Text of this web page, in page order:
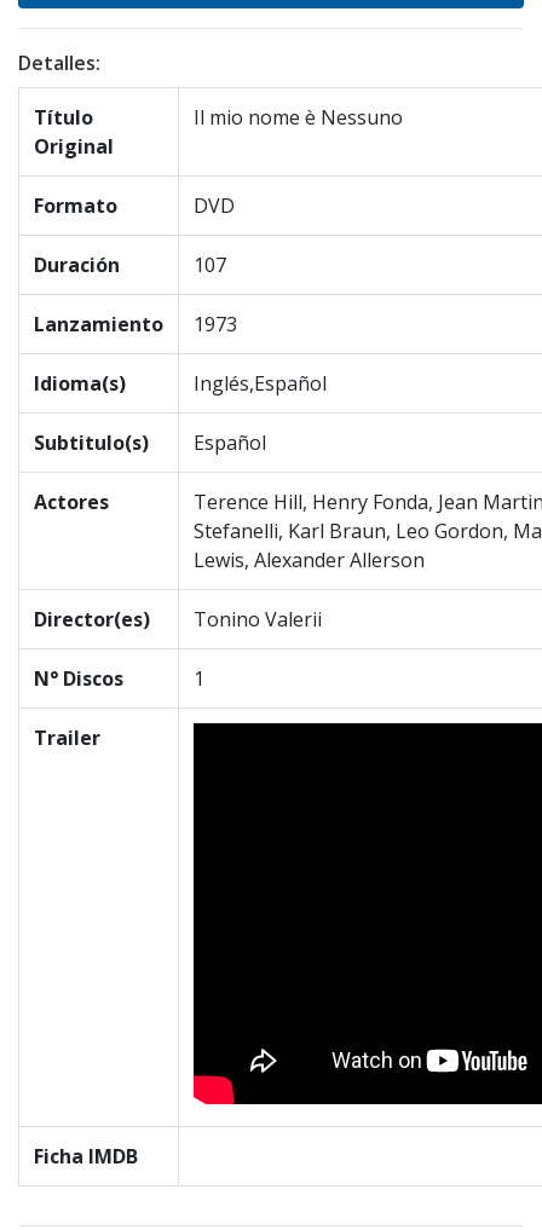
Detalles:
Título
Original
Il mio nome è Nessuno
Formato DVD
Duración 107
Lanzamiento 1973
Idioma(s) Inglés,Español
Subtitulo(s) Español
Actores
Terence Hill, Henry Fonda, Jean
Stefanelli, Karl Braun, Leo Gordon,
Lewis, Alexander Allerson
Director(es) Tonino Valerii
N° Discos 1
Trailer
Ficha IMDB